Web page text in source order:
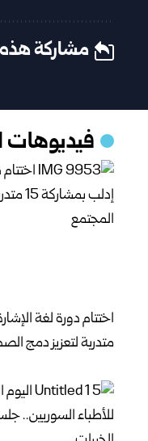
مشاركة هذه
فيديوهات
متدربة لتعزيز دمج